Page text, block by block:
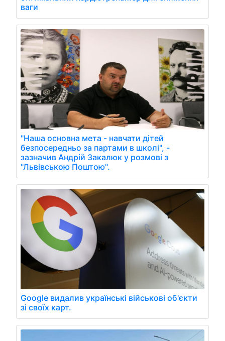
ваги
"Наша основна мета - навчати дітей
безпосередньо за партами в школі", -
зазначив Андрій Закалюк у розмові з
"Львівською Поштою".
Google видалив українські військові об'єкти
зі своїх карт.